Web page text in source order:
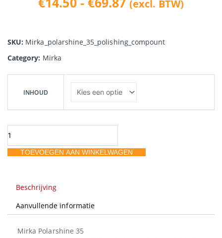
Prijsklasse:
tot
€69.87
(excl. BTW)
SKU: Mirka_polarshine_35_polishing_compount
Category: Mirka
INHOUD
polarshine
comp.
aantal
TOEVOEGEN AAN WINKELWAGEN
Beschrijving
Aanvullende informatie
Mirka Polarshine 35